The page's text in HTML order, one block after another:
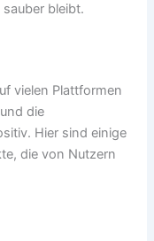
bleibt.
vielen Plattformen
die
Hier sind einige
die von Nutzern